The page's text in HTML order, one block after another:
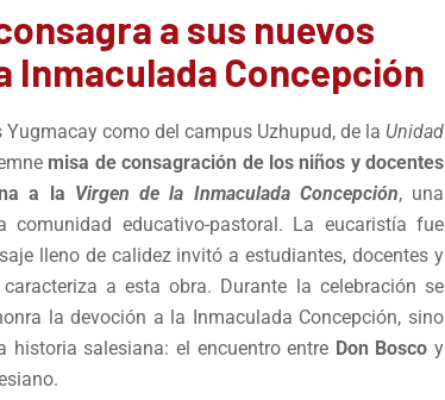
a sus nuevos
Inmaculada Concepción
como del campus Uzhupud, de la Unidad
misa de consagración de los niños y docentes
a la Virgen de la Inmaculada Concepción, una
educativo-pastoral. La eucaristía fue
lleno de calidez invitó a estudiantes, docentes y
a esta obra. Durante la celebración se
la devoción a la Inmaculada Concepción, sino
salesiana: el encuentro entre Don Bosco y